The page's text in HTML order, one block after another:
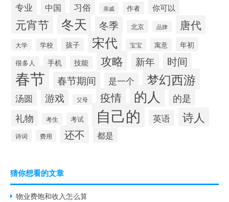
专业 中国 习俗 亲戚 作者 你可以
元宵节 冬天 冬季 北京 品牌 唐代
大学 学校 孩子 宋代 宝宝 寓意 年初
很多人 手机 技能 攻略 新年 时间
春节 春节期间 是一个 梦幻西游
汤圆 游戏 父母 疫情 的人 的是
礼物 考生 考试 自己的 英语 诗人
诗词 费用 还不 都是
猜你想看的文章
物业费饱和收入怎么算